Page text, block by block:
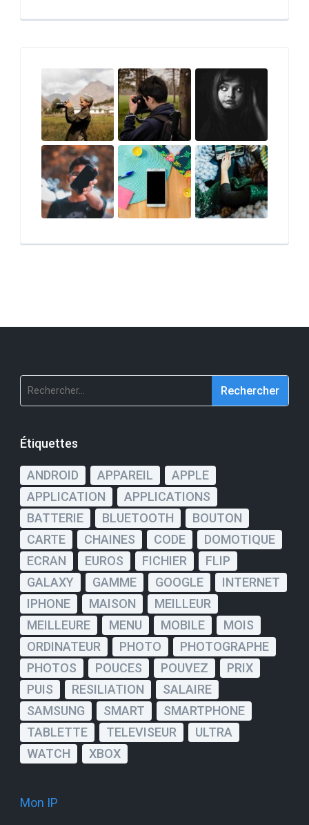
Rechercher :
Étiquettes
ANDROID APPAREIL
APPLE
APPLICATION
APPLICATIONS
BATTERIE
BLUETOOTH
BOUTON
CARTE
CHAINES CODE
DOMOTIQUE
ECRAN
EUROS FICHIER
FLIP
GALAXY
GAMME GOOGLE
INTERNET
IPHONE
MAISON
MEILLEUR
MEILLEURE
MENU MOBILE
MOIS
ORDINATEUR
PHOTO
PHOTOGRAPHE
PHOTOS
POUCES POUVEZ
PRIX
PUIS
RESILIATION
SALAIRE
SAMSUNG
SMART
SMARTPHONE
TABLETTE
TELEVISEUR
ULTRA
WATCH
XBOX
Mon IP